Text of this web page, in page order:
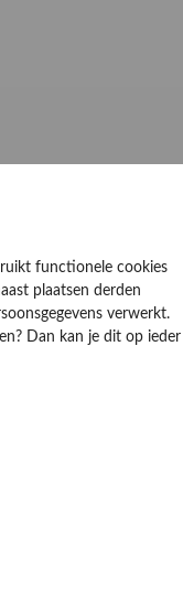
functionele cookies
plaatsen derden
verwerkt.
Dan kan je dit op ieder